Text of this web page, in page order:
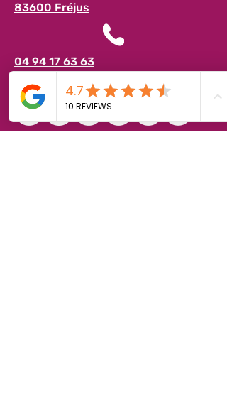
83600 Fréjus
04 94 17 63 63